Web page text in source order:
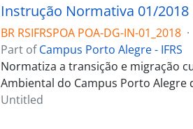
Instrução Normativa 01/2018
BR RSIFRSPOA POA-DG-IN-01_2018 ·
Part ofCampus Porto Alegre - IFRS
Normatiza a transição e migração
Ambiental do Campus Porto Alegre
Untitled